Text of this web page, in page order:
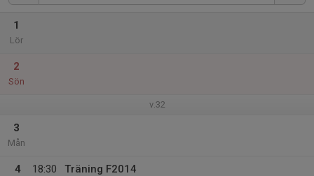
1
Lör
2
Sön
v.32
3
Mån
4
18:30
Träning F2014